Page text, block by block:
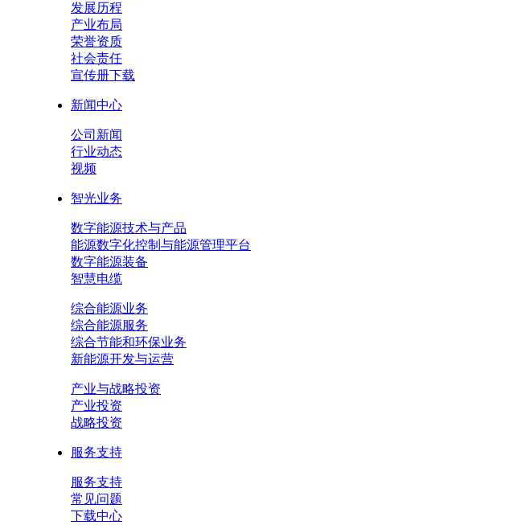
发展历程
产业布局
荣誉资质
社会责任
宣传册下载
新闻中心
公司新闻
行业动态
视频
智光业务
数字能源技术与产品
能源数字化控制与能源管理平台
数字能源装备
智慧电缆
综合能源业务
综合能源服务
综合节能和环保业务
新能源开发与运营
产业与战略投资
产业投资
战略投资
服务支持
服务支持
常见问题
下载中心